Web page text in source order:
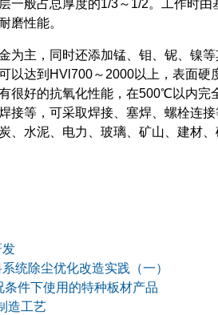
一般占总厚度的1/3～1/2。工作时
磨性能。
主，同时还添加锰、钼、铌、镍等
以达到HVl700～2000以上，表面
很好的抗氧化性能，在500℃以内完
接等，可采取焊接、塞焊、螺栓连
、水泥、电力、玻璃、矿山、建材
统除尘优化改造实践（一）
件下使用的特种板材产品
造工艺